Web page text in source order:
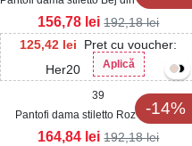
125,42 lei
Pret cu voucher:
Her20
Aplică
156,78 lei 192,18lei
-14%
39
Pantofi dama stiletto Roz din Piele
Ecologica Intoarsa Yariana2
164,84 lei 192,18lei